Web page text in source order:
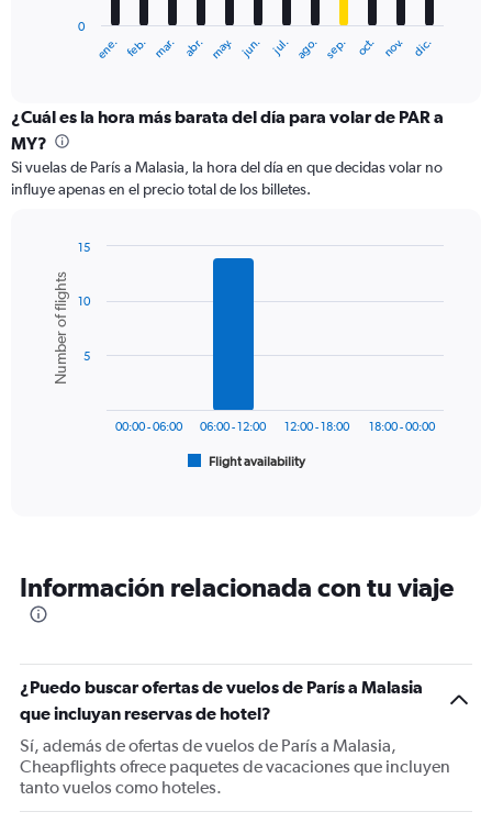
categories.
Range:
12
categories.
The
axis
displaying
values.
Range:
ene. feb. mar. abr. may. jun. jul. ago. sep. oct. nov. dic.
0
¿Cuál es la hora más barata del día para volar de PAR a
MY?
Si vuelas de París a Malasia, la hora del día en que decidas volar no
influye apenas en el precio total de los billetes.
chart
with
bars.
The
categories.
The
Y
axis
displaying
Number
of
flights.
Chart
graphic.
Number of flights
Flight availability
00:00 - 06:00 06:00 - 12:00 12:00 - 18:00 18:00 - 00:00
5
10
15
Información relacionada con tu viaje
¿Puedo buscar ofertas de vuelos de París a Malasia
que incluyan reservas de hotel?
Sí, además de ofertas de vuelos de París a Malasia,
Cheapflights ofrece paquetes de vacaciones que incluyen
tanto vuelos como hoteles.